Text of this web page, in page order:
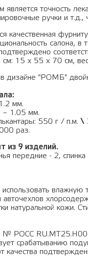
точность
ручки и
качественная
салона, в
15 x 55 x 70 см, вес
"РОМБ" двойная
мм.
– 1.05 мм.
550 г / п.м. \
раз.
из 9 изделий.
передние - 2,
влажную
авточехлов
натуральной кожи.
№ РОСС
срабатыванию
качества